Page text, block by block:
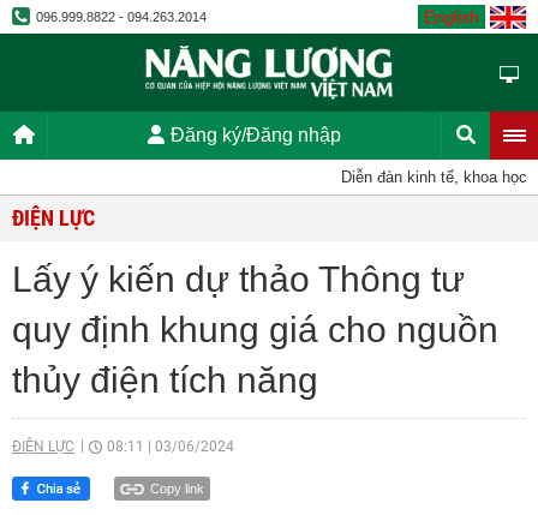
096.999.8822 - 094.263.2014 English
Đăng ký/Đăng nhập
Diễn đàn kinh tế, khoa học,
ĐIỆN LỰC
Lấy ý kiến dự thảo Thông tư
quy định khung giá cho nguồn
thủy điện tích năng
ĐIỆN LỰC 08:11 03/06/2024
Copy link